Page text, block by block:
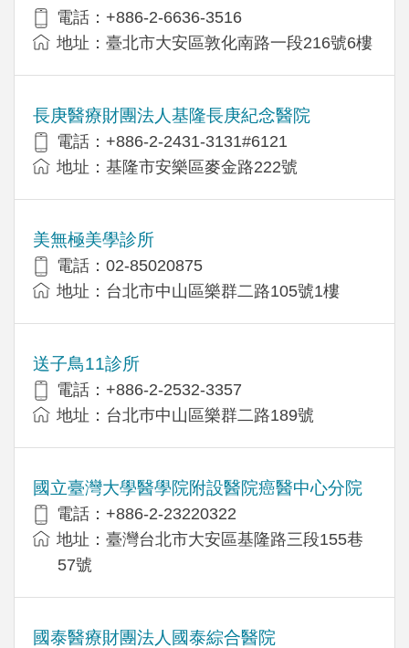
電話：+886-2-6636-3516
地址：臺北市大安區敦化南路一段216號6樓
長庚醫療財團法人基隆長庚紀念醫院
電話：+886-2-2431-3131#6121
地址：基隆市安樂區麥金路222號
美無極美學診所
電話：02-85020875
地址：台北市中山區樂群二路105號1樓
送子鳥11診所
電話：+886-2-2532-3357
地址：台北巿中山區樂群二路189號
國立臺灣大學醫學院附設醫院癌醫中心分院
電話：+886-2-23220322
地址：臺灣台北市大安區基隆路三段155巷
57號
國泰醫療財團法人國泰綜合醫院